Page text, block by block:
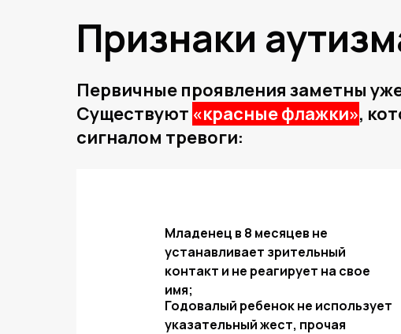
Признаки
Первичные проявления заметны
Существуют «красные флажки»,
сигналом тревоги:
Годовалый ребенок не использует
указательный жест, прочая
Младенец в 8 месяцев не
устанавливает зрительный
контакт и не реагирует на свое
имя;